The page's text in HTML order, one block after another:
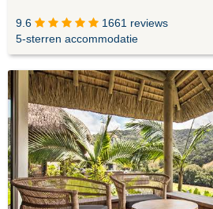
9.6
1661 reviews
5-sterren accommodatie